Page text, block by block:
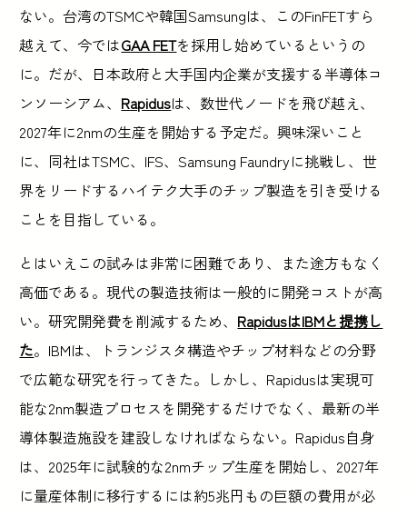
ない。台湾のTSMCや韓国Samsungは、このFinFETすら
越えて、今ではGAA FETを採用し始めているというの
に。だが、日本政府と大手国内企業が支援する半導体コ
ンソーシアム、 Rapidusは、数世代ノードを飛び越え、
2027年に2nmの生産を開始する予定だ。興味深いこと
に、同社はTSMC、IFS、Samsung Faundryに挑戦し、世
界をリードするハイテク大手のチップ製造を引き受ける
ことを目指している。
とはいえこの試みは非常に困難であり、また途方もなく
高価である。現代の製造技術は一般的に開発コストが高
い。研究開発費を削減するため、 RapidusはIBMと提携し
た。IBMは、トランジスタ構造やチップ材料などの分野
で広範な研究を行ってきた。しかし、Rapidusは実現可
能な2nm製造プロセスを開発するだけでなく、最新の半
導体製造施設を建設しなければならない。Rapidus自身
は、2025年に試験的な2nmチップ生産を開始し、2027年
に量産体制に移行するには約5兆円もの巨額の費用が必